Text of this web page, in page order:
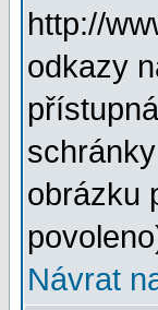
http://
odkazy
obrázku
Návrat